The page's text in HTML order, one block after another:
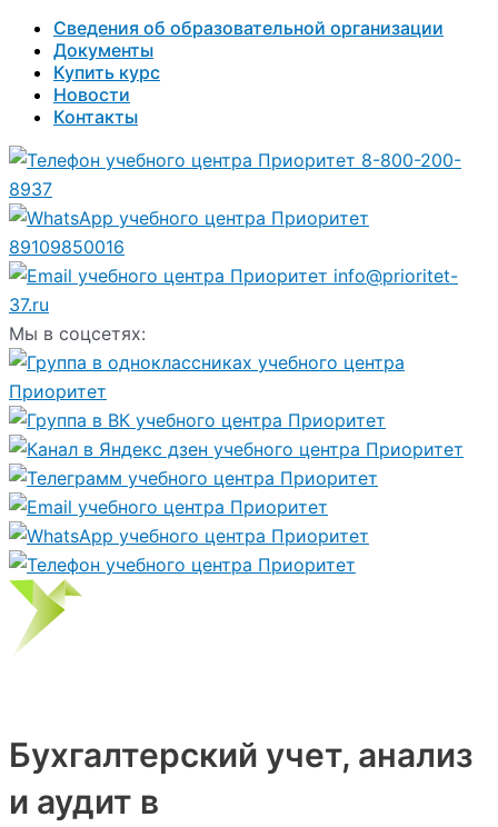
Сведения об образовательной организации
Документы
Купить курс
Новости
Контакты
8-800-200-
8937
89109850016
info@prioritet-
37.ru
Мы в соцсетях:
Бухгалтерский учет, анализ
и аудит в